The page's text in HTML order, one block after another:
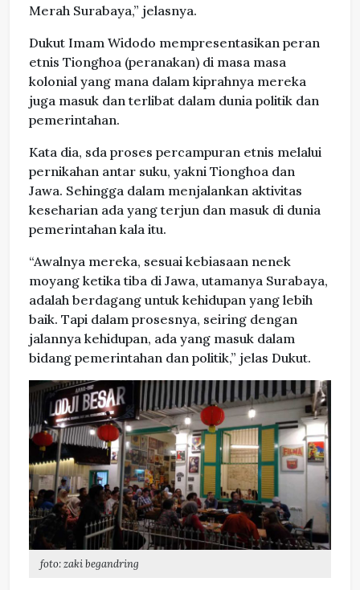
Merah Surabaya,” jelasnya.
Dukut Imam Widodo mempresentasikan peran
etnis Tionghoa (peranakan) di masa masa
kolonial yang mana dalam kiprahnya mereka
juga masuk dan terlibat dalam dunia politik dan
pemerintahan.
Kata dia, sda proses percampuran etnis melalui
pernikahan antar suku, yakni Tionghoa dan
Jawa. Sehingga dalam menjalankan aktivitas
keseharian ada yang terjun dan masuk di dunia
pemerintahan kala itu.
“Awalnya mereka, sesuai kebiasaan nenek
moyang ketika tiba di Jawa, utamanya Surabaya,
adalah berdagang untuk kehidupan yang lebih
baik. Tapi dalam prosesnya, seiring dengan
jalannya kehidupan, ada yang masuk dalam
bidang pemerintahan dan politik,” jelas Dukut.
foto: zaki begandring